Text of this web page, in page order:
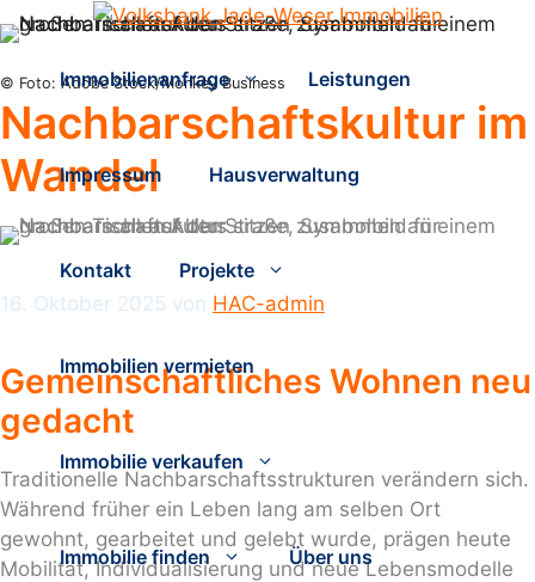
Zum
Inhalt
springenImmobilienanfrage Leistungen
Impressum Hausverwaltung
Kontakt Projekte
Immobilien vermieten
Immobilie verkaufen
Immobilie finden Über uns
© Foto: Adobe Stock/Monkey Business
Nachbarschaftskultur im
Wandel
16. Oktober 2025 von HAC-admin
Gemeinschaftliches Wohnen neu
gedacht
Traditionelle Nachbarschaftsstrukturen verändern sich.
Während früher ein Leben lang am selben Ort
gewohnt, gearbeitet und gelebt wurde, prägen heute
Mobilität, Individualisierung und neue Lebensmodelle